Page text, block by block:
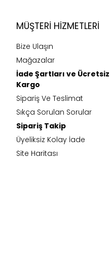
MÜŞTERI HIZMETLERI
Bize Ulaşın
Mağazalar
İade Şartları ve Ücretsiz
Kargo
Sipariş Ve Teslimat
Sıkça Sorulan Sorular
Sipariş Takip
Üyeliksiz Kolay İade
Site Haritası